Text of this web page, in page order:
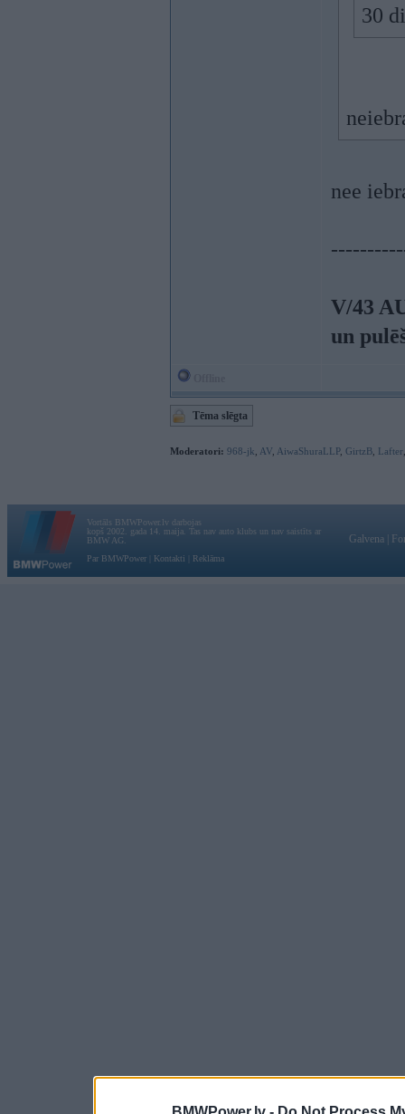
30
nee
V/43
un
Tēma slēgta
Moderatori: 968-jk AV AiwaShuraLLP, GirtzB Lafter
Vortāls BMWPower.lv darbojas
kopš 2002. gada 14. maija. Tas nav auto klubs un nav saistīts ar
BMW AG.
Par BMWPower
Kontakti Reklāma
Galvena